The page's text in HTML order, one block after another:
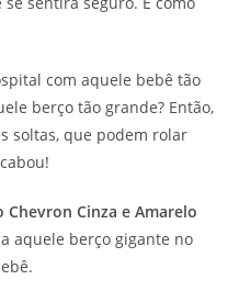
com aquele bebê tão
berço tão grande? Então,
soltas, que podem rolar
Cinza e Amarelo
aquele berço gigante no